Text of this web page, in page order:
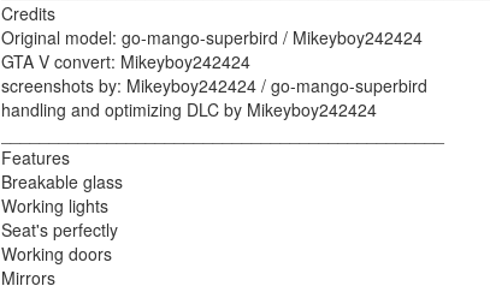
Credits
Original model: go-mango-superbird / Mikeyboy242424
GTA V convert: Mikeyboy242424
screenshots by: Mikeyboy242424 / go-mango-superbird
handling and optimizing DLC by Mikeyboy242424
Features
Breakable glass
Working lights
Seat's perfectly
Working doors
Mirrors